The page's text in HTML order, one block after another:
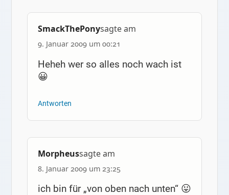
SmackThePonysagte am
9. Januar 2009 um 00:21
Heheh wer so alles noch wach ist
😀
Antworten
Morpheussagte am
8. Januar 2009 um 23:25
ich bin für „von oben nach unten“ 😛